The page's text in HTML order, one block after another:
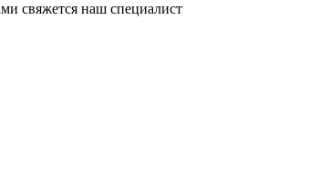
свяжется наш специалист